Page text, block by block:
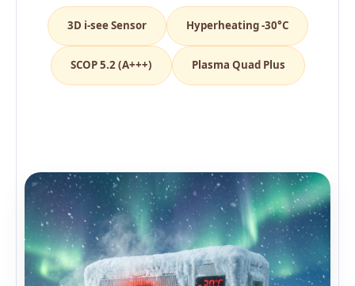
3D i-see Sensor Hyperheating -30°C
SCOP 5.2 (A+++) Plasma Quad Plus